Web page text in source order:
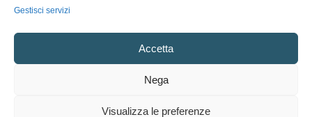
Gestisci servizi
Accetta
Nega
Visualizza le preferenze
Copyright © 1997 - 2024 vietata la riproduzione.
Termini e Condizioni di Vendita